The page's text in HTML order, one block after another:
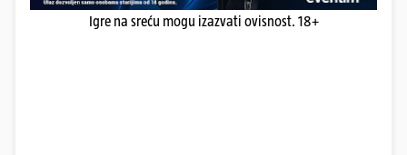
Igre na sreću mogu izazvati ovisnost. 18+